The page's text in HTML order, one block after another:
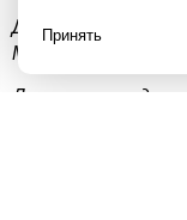
Диагностика
Mitsubishi Airtrek
Диагностика
Принять